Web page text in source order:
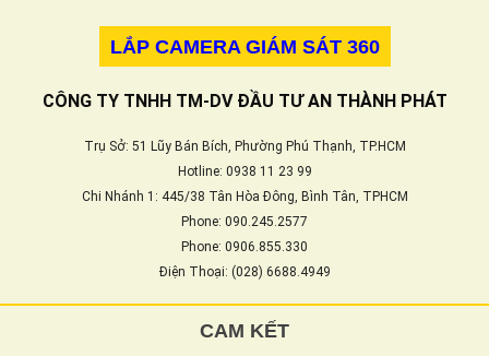
LẮP CAMERA GIÁM SÁT 360
CÔNG TY TNHH TM-DV ĐẦU TƯ AN THÀNH PHÁT
Trụ Sở: 51 Lũy Bán Bích, Phường Phú Thạnh, TP.HCM
Hotline: 0938 11 23 99
Chi Nhánh 1: 445/38 Tân Hòa Đông, Bình Tân, TPHCM
Phone: 090.245.2577
Phone: 0906.855.330
Điện Thoại: (028) 6688.4949
CAM KẾT